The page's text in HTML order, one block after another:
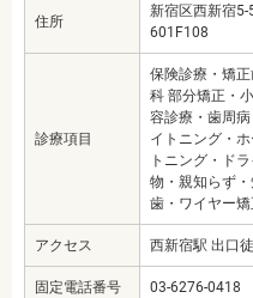
住所
新宿区西新宿5-
601F108
診療項目
保険診療・矯
科 部分矯正・
容診療・歯周
イトニング・
トニング・ド
物・親知らず
歯・ワイヤー
アクセス 西新宿駅 出口
固定電話番号 03-6276-0418